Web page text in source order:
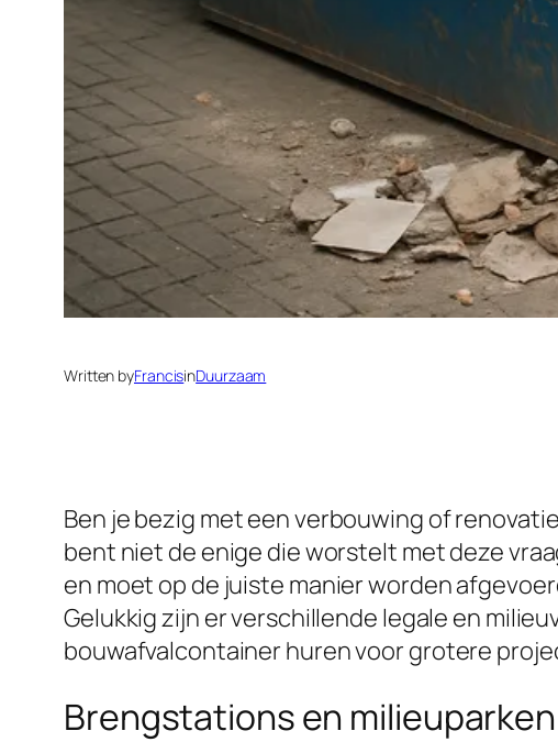
Written byFrancisinDuurzaam
Ben je bezig met een verbouwing of
bent niet de enige die worstelt met deze
en moet op de juiste manier worden
Gelukkig zijn er verschillende legale en
bouwafvalcontainer huren voor grotere
Brengstations en